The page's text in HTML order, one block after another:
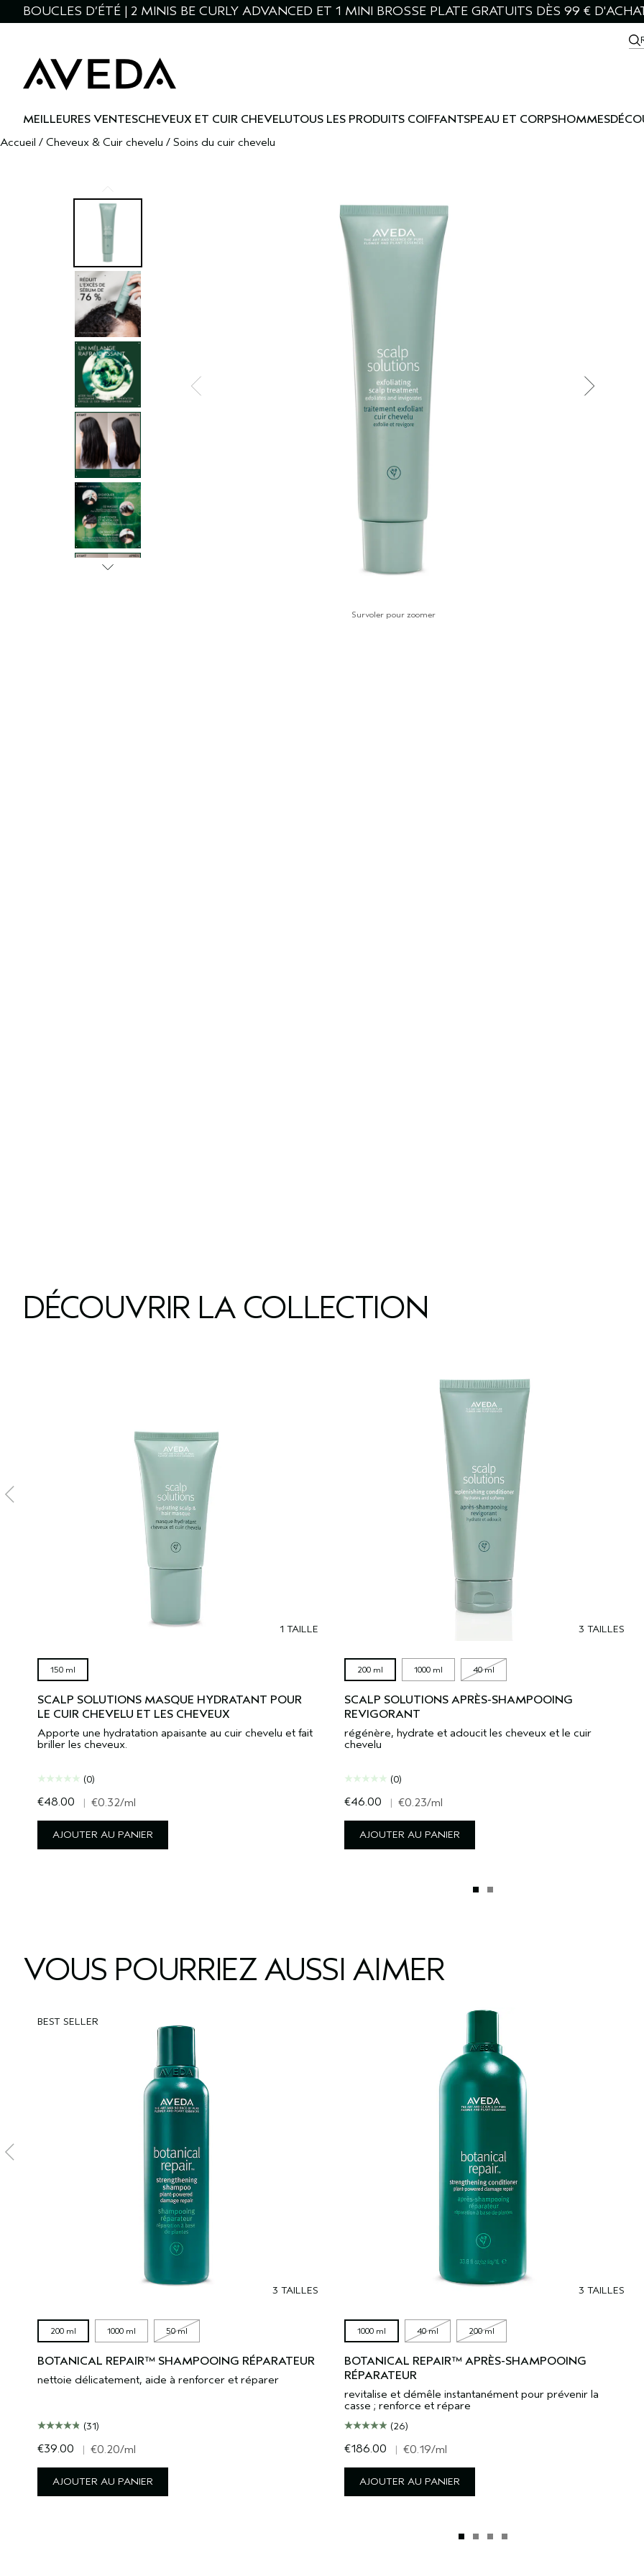
BOUCLES D’ÉTÉ | 2 MINIS BE CURLY ADVANCED ET 1 MINI BROSSE PLATE GRATUITS DÈS 99 €
MEILLEURES VENTESCHEVEUX ET CUIR CHEVELUTOUS LES PRODUITS COIFFANTSPEAU ET CORPSHOMMES
Accueil / Cheveux & Cuir chevelu / Soins du cuir chevelu
Survoler pour zoomer
DÉCOUVRIR LA COLLECTION
1 TAILLE
150 ml
SCALP SOLUTIONS MASQUE HYDRATANT POUR
LE CUIR CHEVELU ET LES CHEVEUX
Apporte une hydratation apaisante au cuir chevelu et fait
briller les cheveux.
(0)
€48.00 | €0.32/ml
AJOUTER AU PANIER
3 TAILLES
200 ml 1000 ml 40 ml
SCALP SOLUTIONS APRÈS-SHAMPOOING
REVIGORANT
régénère, hydrate et adoucit les cheveux et le cuir
chevelu
(0)
€46.00 | €0.23/ml
AJOUTER AU PANIER
VOUS POURRIEZ AUSSI AIMER
BEST SELLER
3 TAILLES
200 ml 1000 ml 50 ml
BOTANICAL REPAIR™ SHAMPOOING RÉPARATEUR
nettoie délicatement, aide à renforcer et réparer
(31)
€39.00 | €0.20/ml
AJOUTER AU PANIER
3 TAILLES
1000 ml 40 ml 200 ml
BOTANICAL REPAIR™ APRÈS-SHAMPOOING
RÉPARATEUR
revitalise et démêle instantanément pour prévenir la
casse ; renforce et répare
(26)
€186.00 | €0.19/ml
AJOUTER AU PANIER